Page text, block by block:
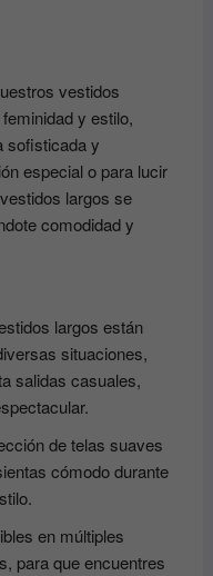
vestidos
y estilo,
sofisticada y
especial o para lucir
largos se
comodidad y
largos están
situaciones,
salidas casuales,
de telas suaves
cómodo durante
en múltiples
para que encuentres